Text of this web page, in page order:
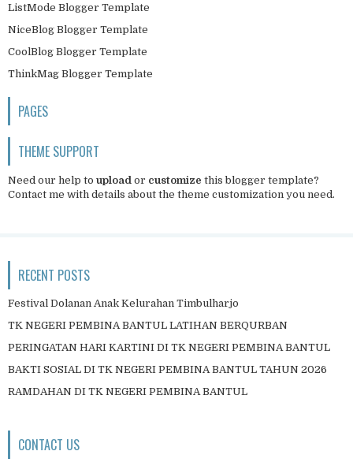
ListMode Blogger Template
NiceBlog Blogger Template
CoolBlog Blogger Template
ThinkMag Blogger Template
PAGES
THEME SUPPORT
Need our help to upload or customize this blogger template?
Contact me with details about the theme customization you need.
RECENT POSTS
Festival Dolanan Anak Kelurahan Timbulharjo
TK NEGERI PEMBINA BANTUL LATIHAN BERQURBAN
PERINGATAN HARI KARTINI DI TK NEGERI PEMBINA BANTUL
BAKTI SOSIAL DI TK NEGERI PEMBINA BANTUL TAHUN 2026
RAMDAHAN DI TK NEGERI PEMBINA BANTUL
CONTACT US